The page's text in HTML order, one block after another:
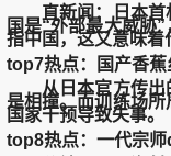
直新闻：日本首
国是“外部最大威胁
指中国，这又意味着
top7热点：国产香蕉
从日本官方传出的
是相撞。而训练场
国家干预导致失事。
top8热点：一代宗